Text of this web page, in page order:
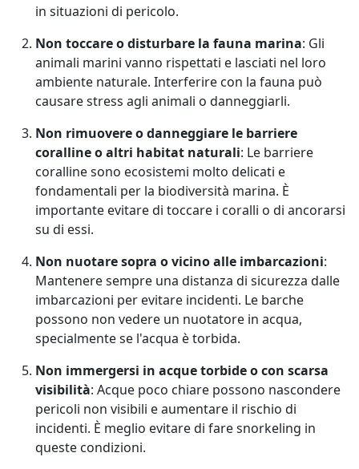
in situazioni di pericolo.
Non toccare o disturbare la fauna marina: Gli
animali marini vanno rispettati e lasciati nel loro
ambiente naturale. Interferire con la fauna può
causare stress agli animali o danneggiarli.
Non rimuovere o danneggiare le barriere
coralline o altri habitat naturali: Le barriere
coralline sono ecosistemi molto delicati e
fondamentali per la biodiversità marina. È
importante evitare di toccare i coralli o di ancorarsi
su di essi.
Non nuotare sopra o vicino alle imbarcazioni:
Mantenere sempre una distanza di sicurezza dalle
imbarcazioni per evitare incidenti. Le barche
possono non vedere un nuotatore in acqua,
specialmente se l'acqua è torbida.
Non immergersi in acque torbide o con scarsa
visibilità: Acque poco chiare possono nascondere
pericoli non visibili e aumentare il rischio di
incidenti. È meglio evitare di fare snorkeling in
queste condizioni.